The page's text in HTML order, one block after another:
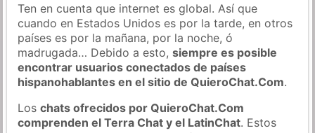
Ten en cuenta que internet es global. Así que
cuando en Estados Unidos es por la tarde, en otros
países es por la mañana, por la noche, ó
madrugada… Debido a esto,siempre es posible
encontrar usuarios conectados de países
hispanohablantes en el sitio de QuieroChat.Com.
Loschats ofrecidos por QuieroChat.Com
comprenden el Terra Chat y el LatinChat. Estos